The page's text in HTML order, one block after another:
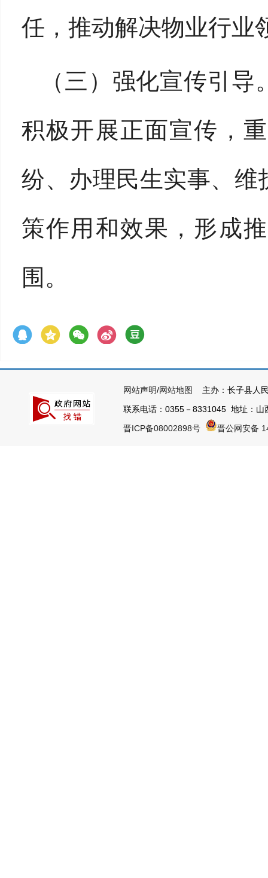
任，推动解决物业行业
（三）强化宣传引导
积极开展正面宣传，
纷、办理民生实事、
策作用和效果，形成
围。
网站声明/网站地图
主办：长子县人
联系电话：0355－8331045 地址：
晋ICP备08002898号
晋公网安备